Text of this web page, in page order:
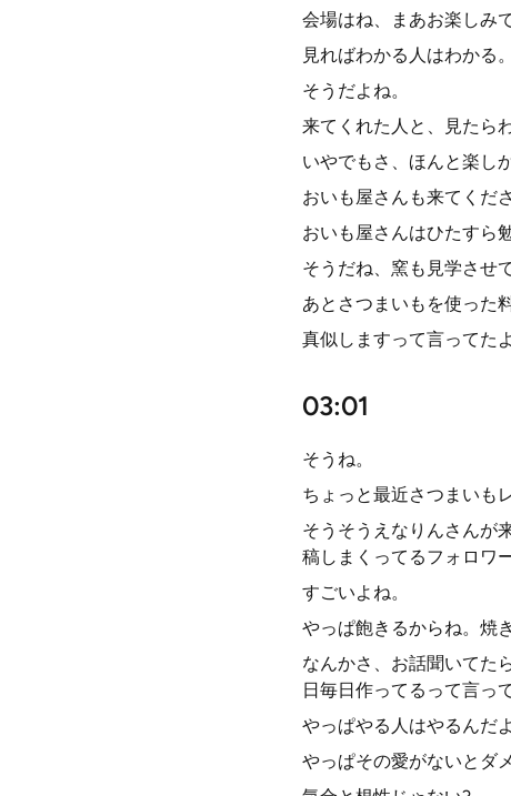
会場はね、まあお楽しみで
見ればわかる人はわかる。
そうだよね。
来てくれた人と、見たら
いやでもさ、ほんと楽し
おいも屋さんも来てくだ
おいも屋さんはひたすら
そうだね、窯も見学させ
あとさつまいもを使った
真似しますって言ってたよ
03:01
そうね。
ちょっと最近さつまいも
そうそうえなりんさんが
稿しまくってるフォロワ
すごいよね。
やっぱ飽きるからね。焼
なんかさ、お話聞いてた
日毎日作ってるって言っ
やっぱやる人はやるんだよ
やっぱその愛がないとダ